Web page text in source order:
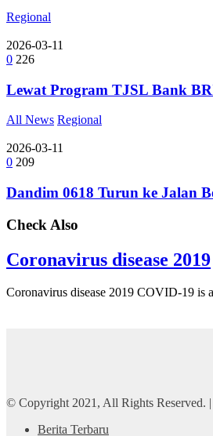
Regional
2026-03-11
0 226
Lewat Program TJSL Bank
All News Regional
2026-03-11
0 209
Dandim 0618 Turun ke Jalan
Check Also
Coronavirus disease 2019
Coronavirus disease 2019 COVID-19 is
© Copyright 2021, All Rights Reserved. |
Berita Terbaru